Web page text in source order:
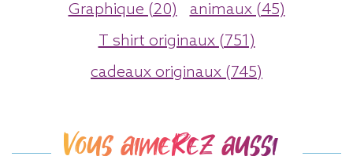
Graphique (20)
animaux (45)
T shirt originaux (751)
cadeaux originaux (745)
Vous aimerez aussi